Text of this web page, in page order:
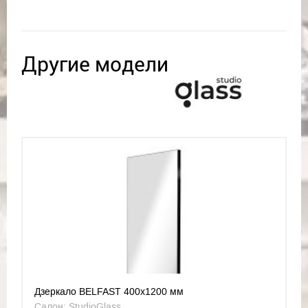
Другие модели
Дзеркало BELFAST 400x1200 мм